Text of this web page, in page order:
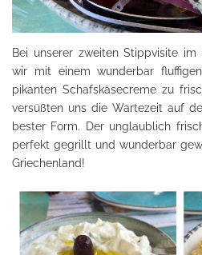
Bei unserer zweiten Stippvisite
wir mit einem wunderbar
pikanten Schafskäsecreme zu
versüßten uns die Wartezeit auf
bester Form. Der unglaublich
perfekt gegrillt und wunderbar
Griechenland!